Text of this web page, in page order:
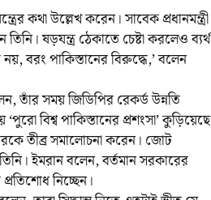
কথা উল্লেখ করেন। সাবেক প্রধানমন্ত্রী
ষড়যন্ত্র ঠেকাতে চেষ্টা করলেও ব্যর্থ
বরং পাকিস্তানের বিরুদ্ধে,’ বলেন
তাঁর সময় জিডিপির রেকর্ড উন্নতি
বিশ্ব পাকিস্তানের প্রশংসা’ কুড়িয়েছে
তীব্র সমালোচনা করেন। জোট
ইমরান বলেন, বর্তমান সরকারের
নিচ্ছেন।